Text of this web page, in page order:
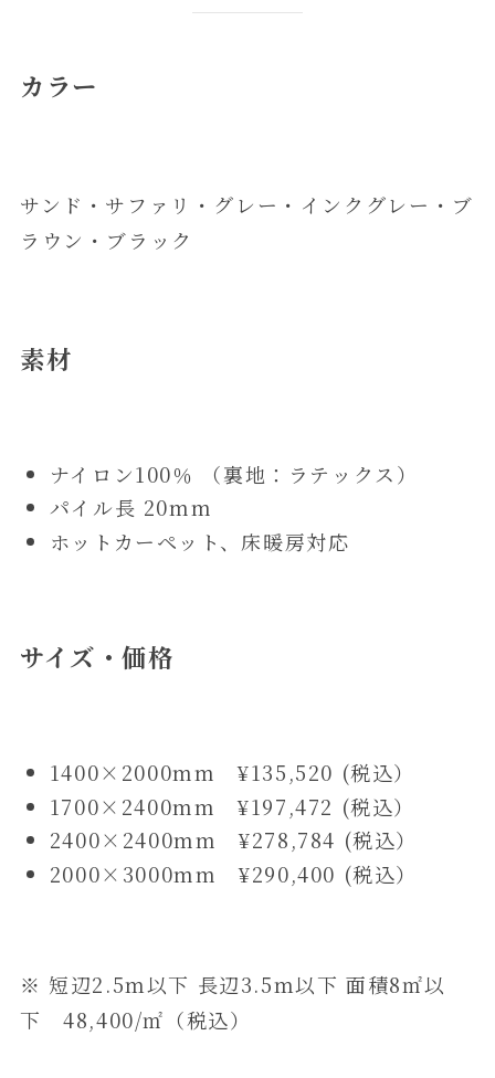
カラー
サンド・サファリ・グレー・インクグレー・ブ
ラウン・ブラック
素材
ナイロン100％ （裏地：ラテックス）
パイル長 20mm
ホットカーペット、床暖房対応
サイズ ・価格
1400×2000mm ¥135,520 (税込）
1700×2400mm ¥197,472 (税込）
2400×2400mm ¥278,784 (税込）
2000×3000mm ¥290,400 (税込）
※ 短辺2.5ｍ以下 長辺3.5ｍ以下 面積8㎡以
下 48,400/㎡（税込）